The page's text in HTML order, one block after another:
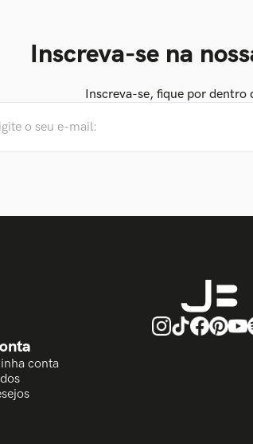
Inscreva-se na
Inscreva-se, fique por dentro
conta